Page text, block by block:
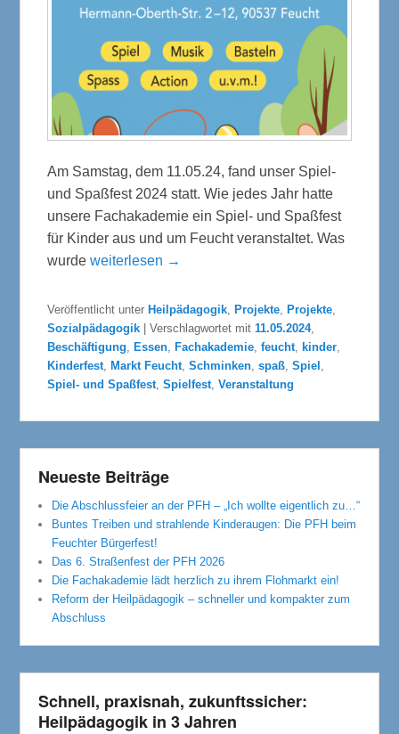
Am Samstag, dem 11.05.24, fand unser Spiel-
und Spaßfest 2024 statt. Wie jedes Jahr hatte
unsere Fachakademie ein Spiel- und Spaßfest
für Kinder aus und um Feucht veranstaltet. Was
wurdeweiterlesen →
Veröffentlicht unter Heilpädagogik ,Projekte ,Projekte
Sozialpädagogik |Verschlagwortet mit 11.05.2024,
Beschäftigung ,Essen ,Fachakademie ,feucht kinder
Kinderfest ,Markt Feucht ,Schminken ,spaß ,Spiel
Spiel- und Spaßfest ,Spielfest ,Veranstaltung
Neueste Beiträge
Die Abschlussfeier an der PFH – „Ich wollte eigentlich zu…“
Buntes Treiben und strahlende Kinderaugen: Die PFH beim
Feuchter Bürgerfest!
Das 6. Straßenfest der PFH 2026
Die Fachakademie lädt herzlich zu ihrem Flohmarkt ein!
Reform der Heilpädagogik – schneller und kompakter zum
Abschluss
Schnell, praxisnah, zukunftssicher:
Heilpädagogik in 3 Jahren